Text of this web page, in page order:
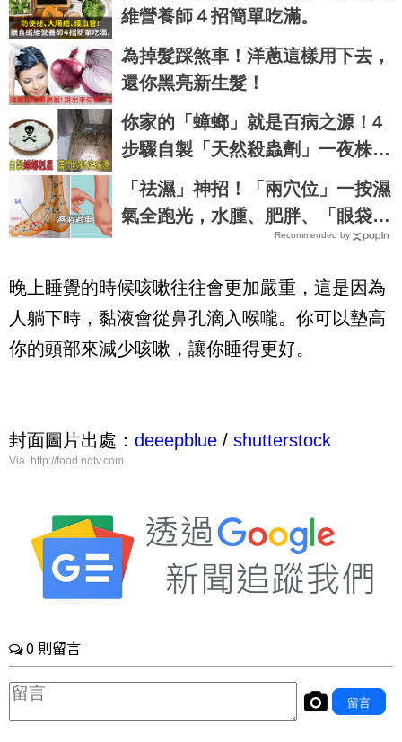
維營養師４招簡單吃滿。
為掉髮踩煞車！洋蔥這樣用下去，
還你黑亮新生髮！
你家的「蟑螂」就是百病之源！4
步驟自製「天然殺蟲劑」一夜株連
蟑螂九族｜每日健康 Health
「祛濕」神招！「兩穴位」一按濕
氣全跑光，水腫、肥胖、「眼袋」
自動消失｜每日健康Health
Recommended by
晚上睡覺的時候咳嗽往往會更加嚴重，這是因為
人躺下時，黏液會從鼻孔滴入喉嚨。你可以墊高
你的頭部來減少咳嗽，讓你睡得更好。
封面圖片出處： deeepblue / shutterstock
Via http://food.ndtv.com